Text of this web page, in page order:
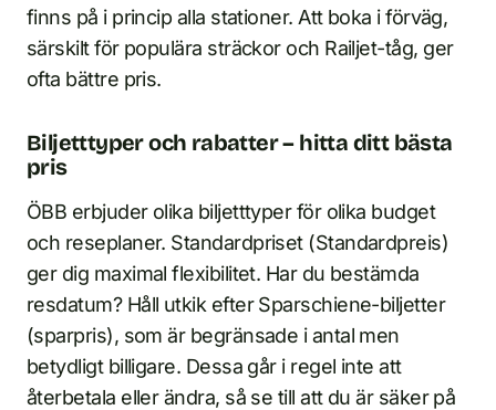
finns på i princip alla stationer. Att boka i förväg,
särskilt för populära sträckor och Railjet-tåg, ger
ofta bättre pris.
Biljetttyper och rabatter – hitta ditt bästa
pris
ÖBB erbjuder olika biljetttyper för olika budget
och reseplaner. Standardpriset (Standardpreis)
ger dig maximal flexibilitet. Har du bestämda
resdatum? Håll utkik efter Sparschiene-biljetter
(sparpris), som är begränsade i antal men
betydligt billigare. Dessa går i regel inte att
återbetala eller ändra, så se till att du är säker på